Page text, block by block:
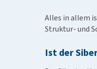
Alles in allem
Struktur- und
Ist der